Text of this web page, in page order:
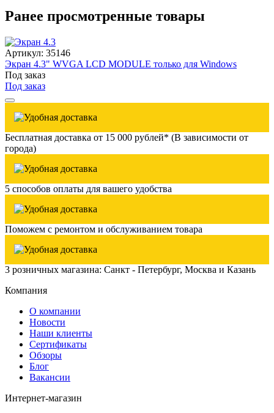
Ранее просмотренные товары
Артикул: 35146
Экран 4.3" WVGA LCD MODULE только для Windows
Под заказ
Под заказ
Бесплатная доставка от 15 000 рублей* (В зависимости от
города)
5 способов оплаты для вашего удобства
Поможем с ремонтом и обслуживанием товара
3 розничных магазина: Санкт - Петербург, Москва и Казань
Компания
О компании
Новости
Наши клиенты
Сертификаты
Обзоры
Блог
Вакансии
Интернет-магазин